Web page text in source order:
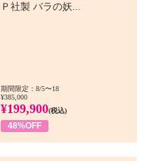
Ｐ社製 バラの妖...
期間限定：8/5〜18
¥385,000
¥199,900(税込)
48%OFF